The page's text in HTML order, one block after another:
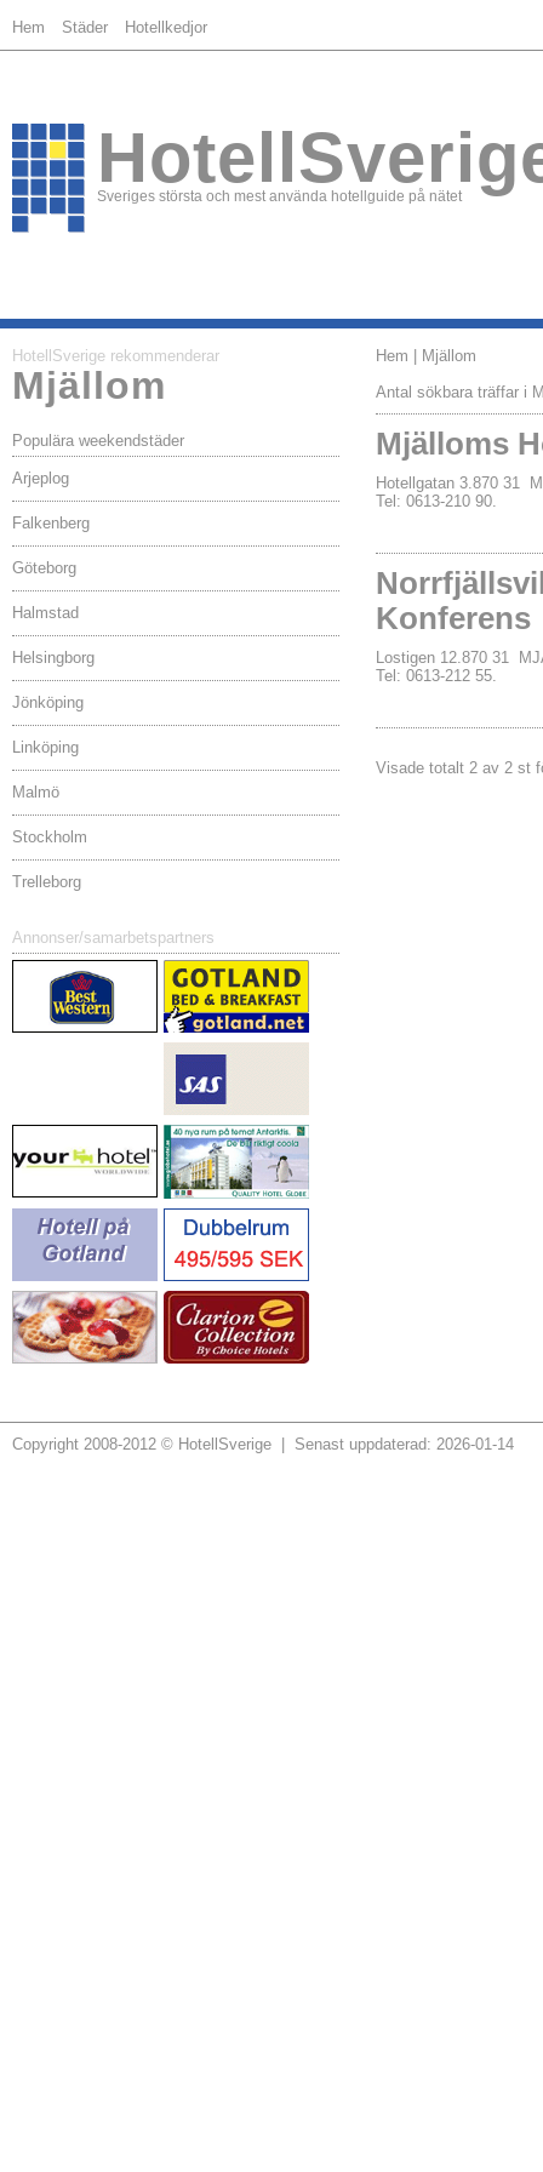
Hem Städer Hotellkedjor
Sveriges största och mest använda hotellguide på nätet
HotellSverige rekommenderar
Mjällom
Populära weekendstäder
Arjeplog
Falkenberg
Göteborg
Halmstad
Helsingborg
Jönköping
Linköping
Malmö
Stockholm
Trelleborg
Annonser/samarbetspartners
Hem | Mjällom
Antal sökbara träffar i
Mjälloms
Hotellgatan 3.870 31
Tel: 0613-210 90.
Konferens
Lostigen 12.870 31
Tel: 0613-212 55.
Visade totalt 2 av 2 st
Copyright 2008-2012 © HotellSverige | Senast uppdaterad: 2026-01-14